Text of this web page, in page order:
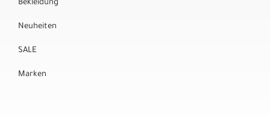
Bekleidung
Neuheiten
SALE
Marken